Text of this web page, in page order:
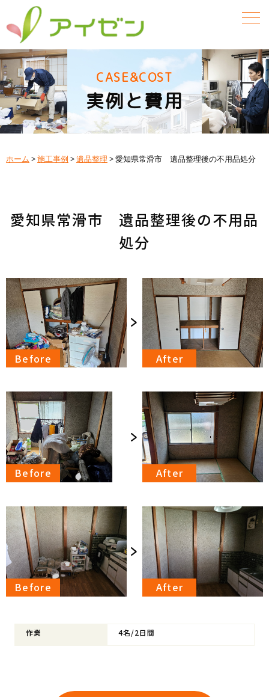
CASE&COST
実例と費用
ホーム >施工事例 >遺品整理 >愛知県常滑市 遺品整理後の不用品処分
愛知県常滑市 遺品整理後の不用品
処分
作業 4名/2日間